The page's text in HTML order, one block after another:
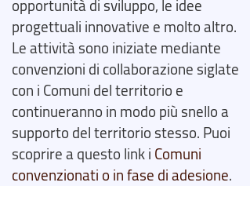
opportunità di sviluppo, le idee
progettuali innovative e molto altro.
Le attività sono iniziate mediante
convenzioni di collaborazione siglate
con i Comuni del territorio e
continueranno in modo più snello a
supporto del territorio stesso. Puoi
scoprire a questo link i Comuni
convenzionati o in fase di adesione.